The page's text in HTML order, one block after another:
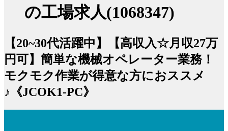
の工場求人(1068347)
【20~30代活躍中】【高収入☆月収27万
円可】簡単な機械オペレーター業務！
モクモク作業が得意な方におススメ
♪《JCOK1-PC》